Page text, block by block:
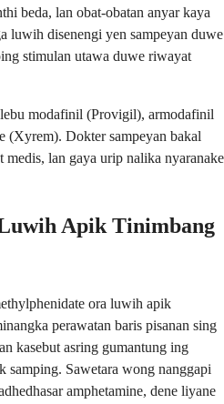
beda, lan obat-obatan anyar kaya
luwih disenengi yen sampeyan duwe
stimulan utawa duwe riwayat
modafinil (Provigil), armodafinil
(Xyrem). Dokter sampeyan bakal
lan gaya urip nalika nyaranake
Apik Tinimbang
ora luwih apik
perawatan baris pisanan sing
kasebut asring gumantung ing
samping. Sawetara wong nanggapi
amphetamine, dene liyane